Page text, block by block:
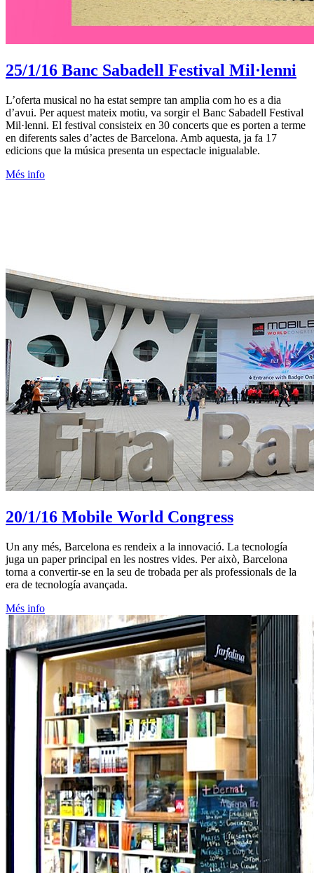
25/1/16 Banc Sabadell Festival Mil·lenni
L’oferta musical no ha estat sempre tan amplia com ho es a dia
d’avui. Per aquest mateix motiu, va sorgir el Banc Sabadell Festival
Mil·lenni. El festival consisteix en 30 concerts que es porten a terme
en diferents sales d’actes de Barcelona. Amb aquesta, ja fa 17
edicions que la música presenta un espectacle inigualable.
Més info
20/1/16 Mobile World Congress
Un any més, Barcelona es rendeix a la innovació. La tecnología
juga un paper principal en les nostres vides. Per això, Barcelona
torna a convertir-se en la seu de trobada per als professionals de la
era de tecnología avançada.
Més info